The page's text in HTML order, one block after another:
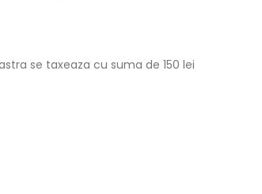
se taxeaza cu suma de 150 lei